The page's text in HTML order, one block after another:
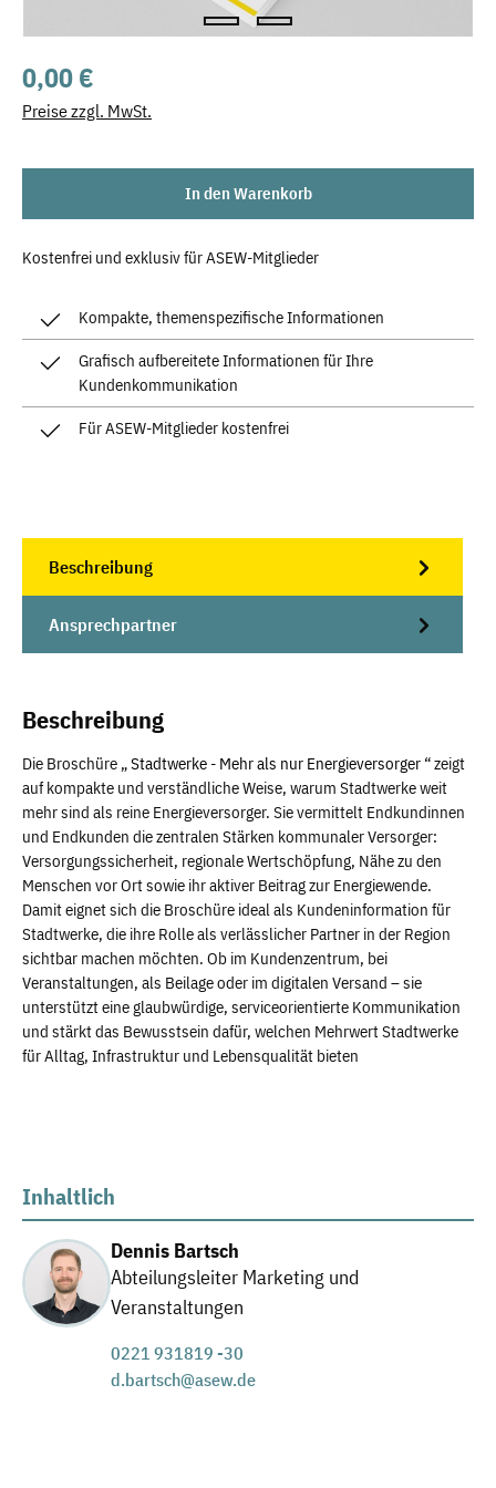
Regulärer Preis:
0,00 €
Preise zzgl. MwSt.
In den Warenkorb
Kostenfrei und exklusiv für ASEW-Mitglieder
Kompakte, themenspezifische Informationen
Grafisch aufbereitete Informationen für Ihre
Kundenkommunikation
Für ASEW-Mitglieder kostenfrei
Beschreibung
Ansprechpartner
Beschreibung
Die Broschüre „Stadtwerke - Mehr als nur Energieversorger “ zeigt
auf kompakte und verständliche Weise, warum Stadtwerke weit
mehr sind als reine Energieversorger. Sie vermittelt Endkundinnen
und Endkunden die zentralen Stärken kommunaler Versorger:
Versorgungssicherheit, regionale Wertschöpfung, Nähe zu den
Menschen vor Ort sowie ihr aktiver Beitrag zur Energiewende.
Damit eignet sich die Broschüre ideal als Kundeninformation für
Stadtwerke, die ihre Rolle als verlässlicher Partner in der Region
sichtbar machen möchten. Ob im Kundenzentrum, bei
Veranstaltungen, als Beilage oder im digitalen Versand – sie
unterstützt eine glaubwürdige, serviceorientierte Kommunikation
und stärkt das Bewusstsein dafür, welchen Mehrwert Stadtwerke
für Alltag, Infrastruktur und Lebensqualität bieten
Inhaltlich
Dennis Bartsch
Abteilungsleiter Marketing und
Veranstaltungen
0221 931819 -30
d.bartsch@asew.de